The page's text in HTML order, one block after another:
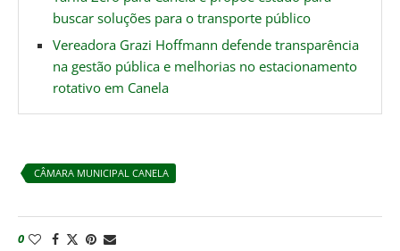
buscar soluções para o transporte público
Vereadora Grazi Hoffmann defende transparência
na gestão pública e melhorias no estacionamento
rotativo em Canela
CÂMARA MUNICIPAL CANELA
0